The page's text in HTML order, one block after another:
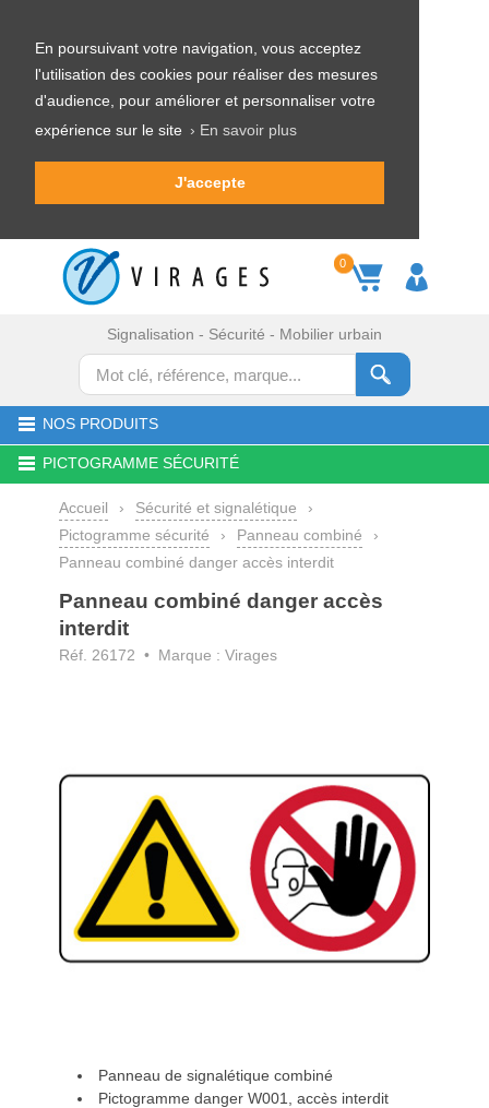
En poursuivant votre navigation, vous acceptez
l'utilisation des cookies pour réaliser des mesures
d'audience, pour améliorer et personnaliser votre
expérience sur le site › En savoir plus
J'accepte
0
Signalisation - Sécurité - Mobilier urbain
NOS PRODUITS
PICTOGRAMME SÉCURITÉ
Accueil › Sécurité et signalétique
›
Pictogramme sécurité
› Panneau combiné
›
Panneau combiné danger accès interdit
Panneau combiné danger accès
interdit
Réf. 26172 • Marque : Virages
Panneau de signalétique combiné
Pictogramme danger W001, accès interdit